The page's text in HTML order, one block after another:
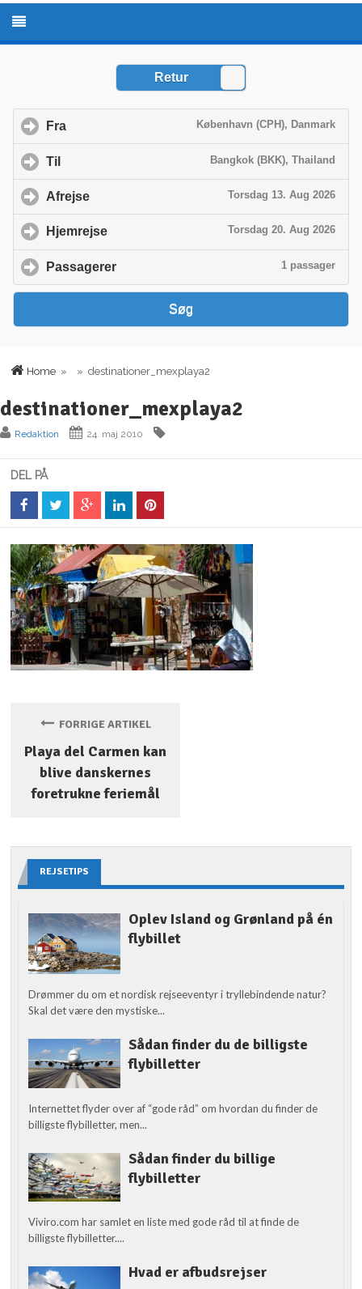
Home » » destinationer_mexplaya2
destinationer_mexplaya2
Redaktion 24. maj 2010
DEL PÅ
FORRIGE ARTIKEL
Playa del Carmen kan
blive danskernes
foretrukne feriemål
REJSETIPS
Oplev Island og Grønland på én
flybillet
Drømmer du om et nordisk rejseeventyr i tryllebindende natur?
Skal det være den mystiske...
Sådan finder du de billigste
flybilletter
Internettet flyder over af “gode råd” om hvordan du finder de
billigste flybilletter, men...
Sådan finder du billige
flybilletter
Viviro.com har samlet en liste med gode råd til at finde de
billigste flybilletter....
Hvad er afbudsrejser